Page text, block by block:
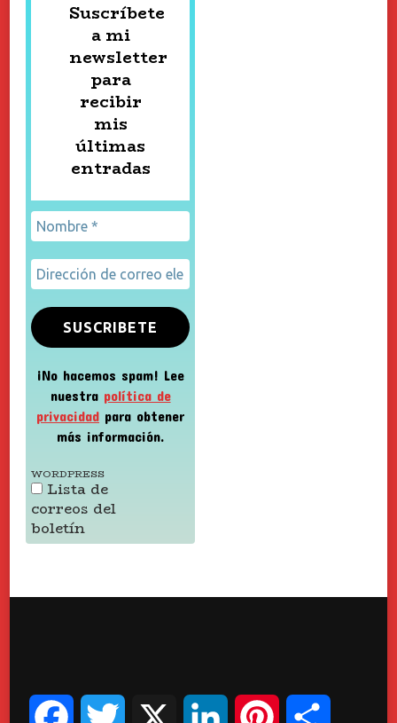
Suscríbete
a mi
newsletter
para
recibir
mis
últimas
entradas
¡No hacemos spam! Lee
nuestra política de
privacidad para obtener
más información.
WORDPRESS
Lista de
correos del
boletín
FacebookTwitter LinkedInPinterest